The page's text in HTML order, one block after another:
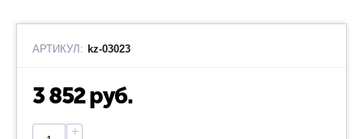
АРТИКУЛ: kz-03023
3 852руб.
+